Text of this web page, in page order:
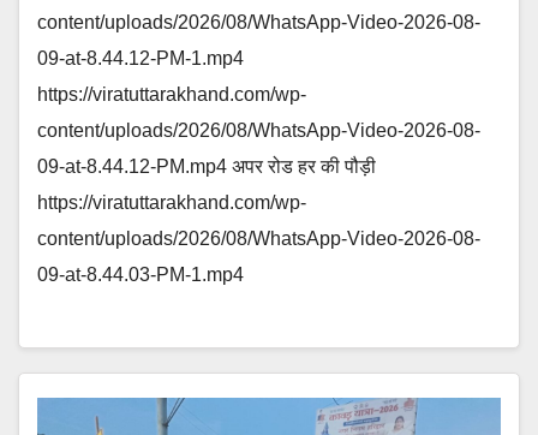
content/uploads/2026/08/WhatsApp-Video-2026-08-
09-at-8.44.12-PM-1.mp4
https://viratuttarakhand.com/wp-
content/uploads/2026/08/WhatsApp-Video-2026-08-
09-at-8.44.12-PM.mp4 अपर रोड हर की पौड़ी
https://viratuttarakhand.com/wp-
content/uploads/2026/08/WhatsApp-Video-2026-08-
09-at-8.44.03-PM-1.mp4